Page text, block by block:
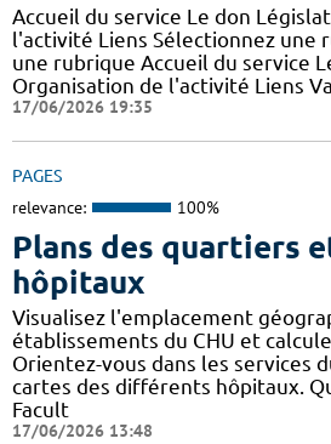
Accueil du service Le don
l'activité Liens Sélectionnez une
une rubrique Accueil du service
Organisation de l'activité Liens
17/06/2026 19:35
PAGES
relevance: 100%
Plans des quartiers
hôpitaux
Visualisez l'emplacement
établissements du CHU et
Orientez-vous dans les services
cartes des différents hôpitaux.
Facult
17/06/2026 13:48